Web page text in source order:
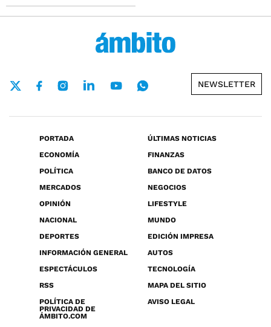
NEWSLETTER
PORTADA
ÚLTIMAS NOTICIAS
ECONOMÍA
FINANZAS
POLÍTICA
BANCO DE DATOS
MERCADOS
NEGOCIOS
OPINIÓN
LIFESTYLE
NACIONAL
MUNDO
DEPORTES
EDICIÓN IMPRESA
INFORMACIÓN GENERAL
AUTOS
ESPECTÁCULOS
TECNOLOGÍA
RSS
MAPA DEL SITIO
POLÍTICA DE
PRIVACIDAD DE
ÁMBITO.COM
AVISO LEGAL